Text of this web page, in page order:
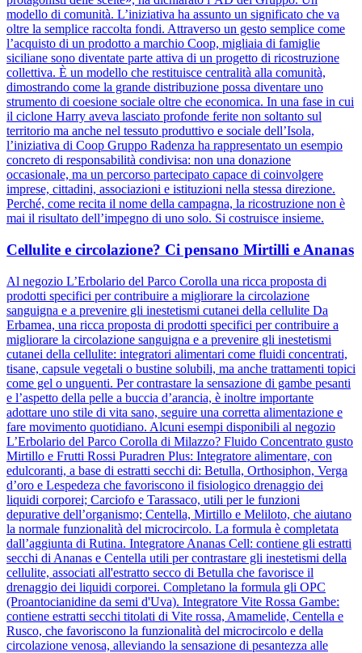
modello di comunità. L’iniziativa ha assunto un significato che va
oltre la semplice raccolta fondi. Attraverso un gesto semplice come
l’acquisto di un prodotto a marchio Coop, migliaia di famiglie
siciliane sono diventate parte attiva di un progetto di ricostruzione
collettiva. È un modello che restituisce centralità alla comunità,
dimostrando come la grande distribuzione possa diventare uno
strumento di coesione sociale oltre che economica. In una fase in cui
il ciclone Harry aveva lasciato profonde ferite non soltanto sul
territorio ma anche nel tessuto produttivo e sociale dell’Isola,
l’iniziativa di Coop Gruppo Radenza ha rappresentato un esempio
concreto di responsabilità condivisa: non una donazione
occasionale, ma un percorso partecipato capace di coinvolgere
imprese, cittadini, associazioni e istituzioni nella stessa direzione.
Perché, come recita il nome della campagna, la ricostruzione non è
mai il risultato dell’impegno di uno solo. Si costruisce insieme.
Cellulite e circolazione? Ci pensano Mirtilli e Ananas
Al negozio L’Erbolario del Parco Corolla una ricca proposta di
prodotti specifici per contribuire a migliorare la circolazione
sanguigna e a prevenire gli inestetismi cutanei della cellulite Da
Erbamea, una ricca proposta di prodotti specifici per contribuire a
migliorare la circolazione sanguigna e a prevenire gli inestetismi
cutanei della cellulite: integratori alimentari come fluidi concentrati,
tisane, capsule vegetali o bustine solubili, ma anche trattamenti topici
come gel o unguenti. Per contrastare la sensazione di gambe pesanti
e l’aspetto della pelle a buccia d’arancia, è inoltre importante
adottare uno stile di vita sano, seguire una corretta alimentazione e
fare movimento quotidiano. Alcuni esempi disponibili al negozio
L’Erbolario del Parco Corolla di Milazzo? Fluido Concentrato gusto
Mirtillo e Frutti Rossi Puradren Plus: Integratore alimentare, con
edulcoranti, a base di estratti secchi di: Betulla, Orthosiphon, Verga
d’oro e Lespedeza che favoriscono il fisiologico drenaggio dei
liquidi corporei; Carciofo e Tarassaco, utili per le funzioni
depurative dell’organismo; Centella, Mirtillo e Meliloto, che aiutano
la normale funzionalità del microcircolo. La formula è completata
dall’aggiunta di Rutina. Integratore Ananas Cell: contiene gli estratti
secchi di Ananas e Centella utili per contrastare gli inestetismi della
cellulite, associati all'estratto secco di Betulla che favorisce il
drenaggio dei liquidi corporei. Completano la formula gli OPC
(Proantocianidine da semi d'Uva). Integratore Vite Rossa Gambe:
contiene estratti secchi titolati di Vite rossa, Amamelide, Centella e
Rusco, che favoriscono la funzionalità del microcircolo e della
circolazione venosa, alleviando la sensazione di pesantezza alle